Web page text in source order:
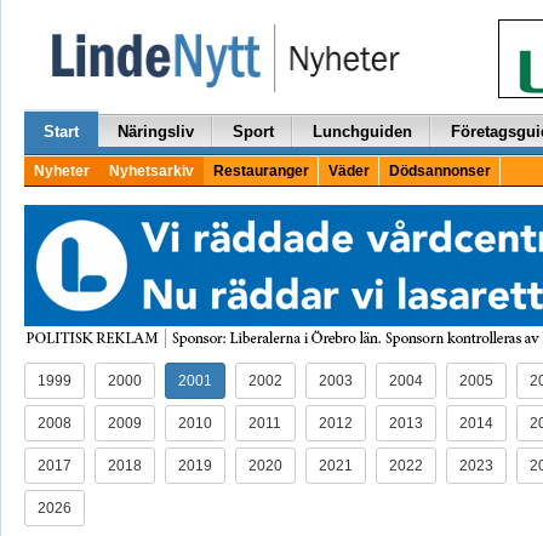
Start Näringsliv Sport Lunchguiden
Nyheter Nyhetsarkiv Restauranger Väder Dödsannonser
1999 2000 2001 2002 2003 2004 2005
2008 2009 2010 2011 2012 2013 2014
2017 2018 2019 2020 2021 2022 2023
2026